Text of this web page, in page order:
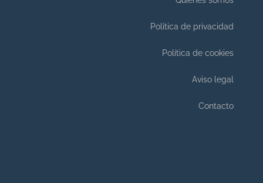
Política de privacidad
Política de cookies
Aviso legal
Contacto